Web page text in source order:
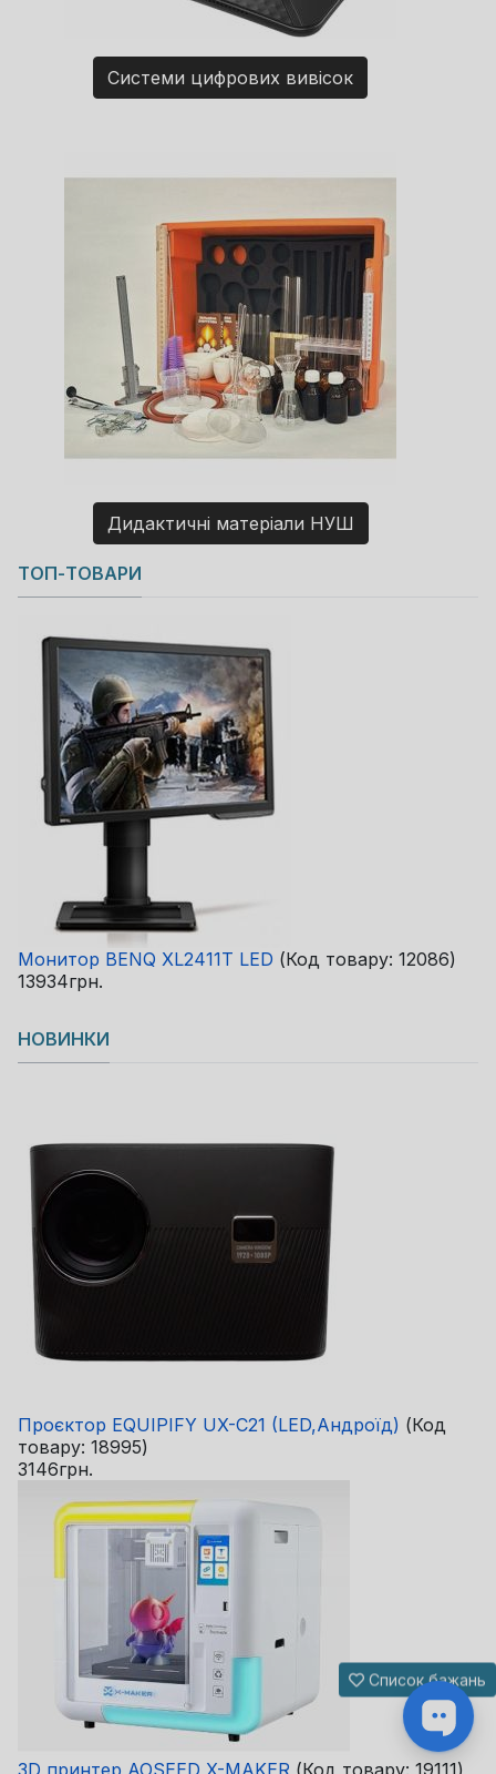
Системи цифрових вивісок
Дидактичні матеріали НУШ
Copyright MAXXmarketing GmbH
JoomShopping Download & Support
ТОП-ТОВАРИ
Монитор BENQ XL2411T LED (Код товару: 12086)
13934грн.
НОВИНКИ
Проєктор EQUIPIFY UX-C21 (LED,Андроїд) (Код
товару: 18995)
3146грн.
3D принтер AOSEED X-MAKER (Код товару: 19111)
Список бажань